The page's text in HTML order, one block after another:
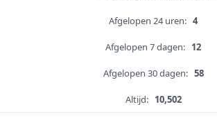
Afgelopen 24 uren: 4
Afgelopen 7 dagen: 12
Afgelopen 30 dagen: 58
Altijd: 10,502